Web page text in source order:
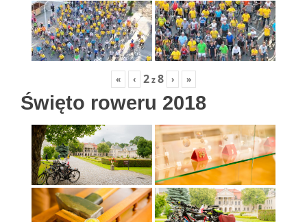
« ‹ 2z8 › »
Święto roweru 2018